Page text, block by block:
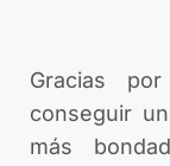
Gracias
conseguir
más